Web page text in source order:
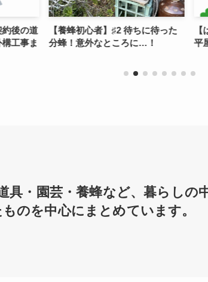
】♯2 待ちに待った
ところに…！
【はじめに】一条工務店
平屋４LDKの仕様について
具・園芸・養蜂など、暮らしの
のを中心にまとめています。